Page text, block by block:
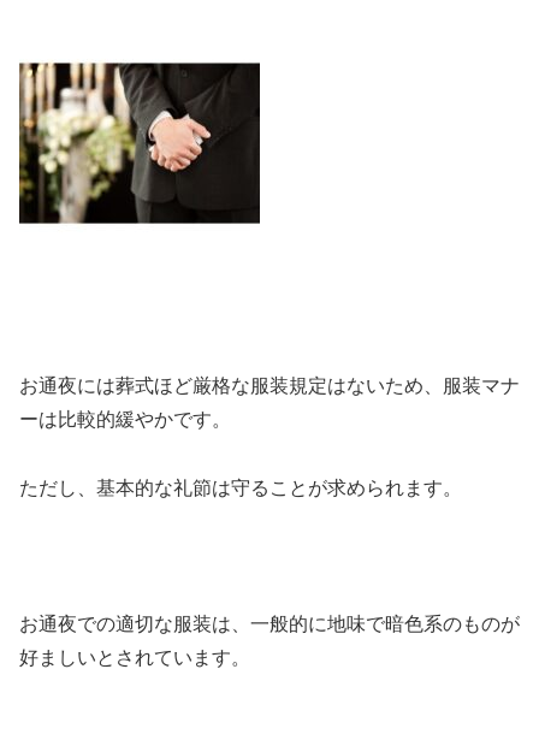
お通夜には葬式ほど厳格な服装規定はないため、服装マナ
ーは比較的緩やかです。
ただし、基本的な礼節は守ることが求められます。
お通夜での適切な服装は、一般的に地味で暗色系のものが
好ましいとされています。